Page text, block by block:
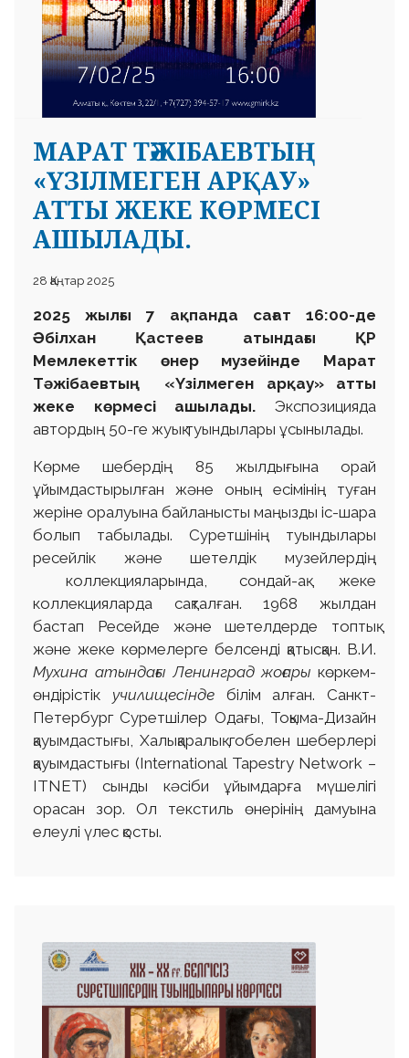
МАРАТ ТӘЖІБАЕВТЫҢ
«ҮЗІЛМЕГЕН АРҚАУ»
АТТЫ ЖЕКЕ КӨРМЕСІ
АШЫЛАДЫ.
28 Қаңтар 2025
2025 жылғы 7 ақпанда сағат 16:00-де
Әбілхан Қастеев атындағы ҚР
Мемлекеттік өнер музейінде Марат
Тәжібаевтың «Үзілмеген арқау» атты
жеке көрмесі ашылады. Экспозицияда
автордың 50-ге жуық туындылары ұсынылады.
Көрме шебердің 85 жылдығына орай
ұйымдастырылған және оның есімінің туған
жеріне оралуына байланысты маңызды іс-шара
болып табылады. Суретшінің туындылары
ресейлік және шетелдік музейлердің
коллекцияларында, сондай-ақ жеке
коллекцияларда сақталған. 1968 жылдан
бастап Ресейде және шетелдерде топтық
және жеке көрмелерге белсенді қатысқан. В.И.
Мухина атындағы Ленинград жоғары көркем-
өндірістік
училищесіндебілім алған. Санкт-
Петербург Суретшілер Одағы, Тоқыма-Дизайн
қауымдастығы, Халықаралық гобелен шеберлері
қауымдастығы (International Tapestry Network –
ITNET) сынды кәсіби ұйымдарға мүшелігі
орасан зор. Ол текстиль өнерінің дамуына
елеулі үлес қосты.